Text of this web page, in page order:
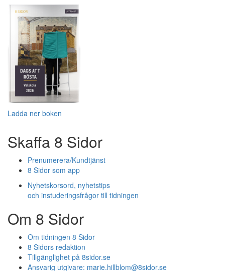
Ladda ner boken
Skaffa 8 Sidor
Prenumerera/Kundtjänst
8 Sidor som app
Nyhetskorsord, nyhetstips
och instuderingsfrågor till tidningen
Om 8 Sidor
Om tidningen 8 Sidor
8 Sidors redaktion
Tillgänglighet på 8sidor.se
Ansvarig utgivare: marie.hillblom@8sidor.se